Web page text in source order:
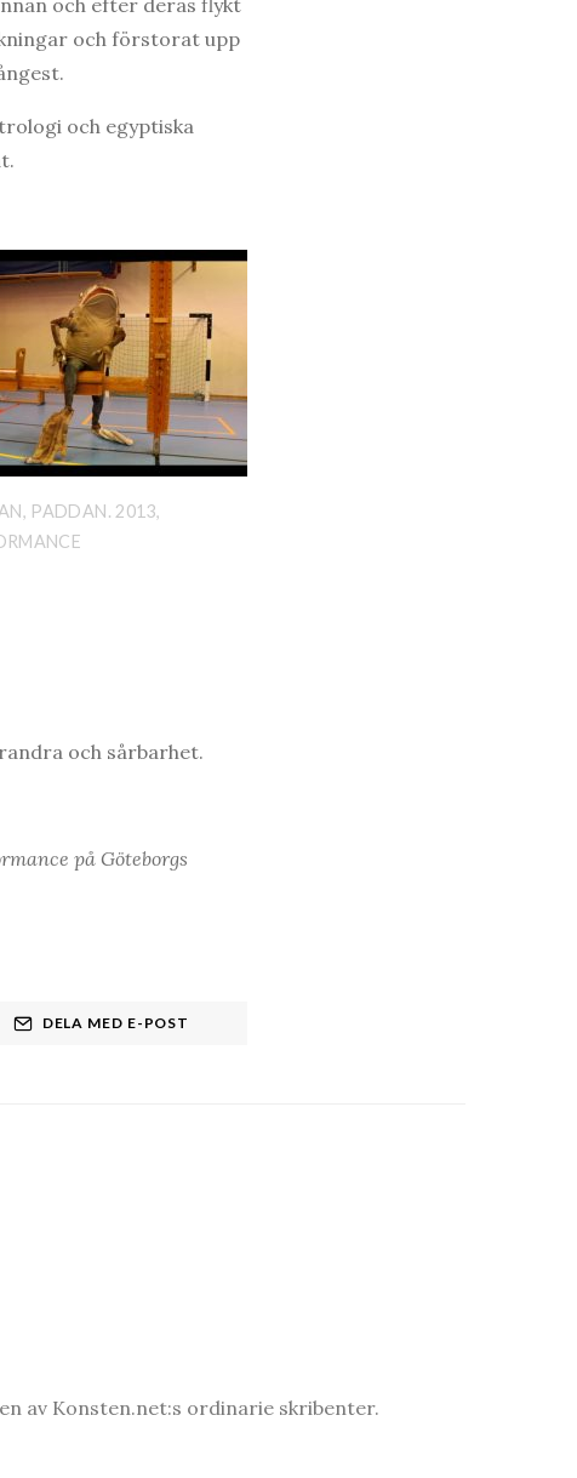
och förstorat upp
och egyptiska
PADDAN. 2013,
och sårbarhet.
på Göteborgs
DELA MED E-POST
av Konsten.net:s ordinarie skribenter.